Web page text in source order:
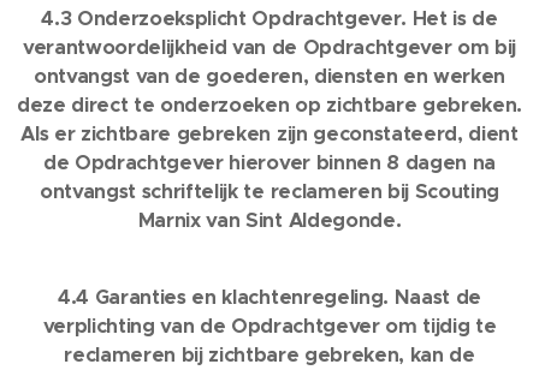
4.3 Onderzoeksplicht Opdrachtgever. Het is de
verantwoordelijkheid van de Opdrachtgever om bij
ontvangst van de goederen, diensten en werken
deze direct te onderzoeken op zichtbare gebreken.
Als er zichtbare gebreken zijn geconstateerd, dient
de Opdrachtgever hierover binnen 8 dagen na
ontvangst schriftelijk te reclameren bij Scouting
Marnix van Sint Aldegonde.
4.4 Garanties en klachtenregeling. Naast de
verplichting van de Opdrachtgever om tijdig te
reclameren bij zichtbare gebreken, kan de